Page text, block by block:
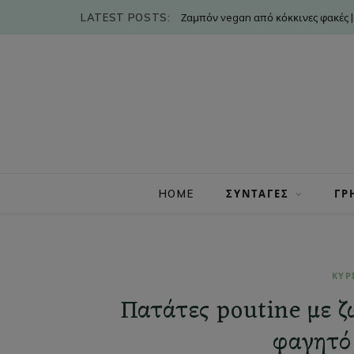
LATEST POSTS: Ζαμπόν vegan από κόκκινες φακές |
HOME ΣΥΝΤΑΓΕΣ
Πατάτες poutine με